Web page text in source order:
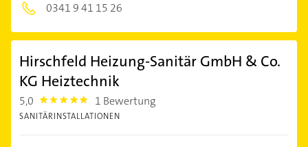
0341 9 41 15 26
Hirschfeld Heizung-Sanitär GmbH & Co.
KG Heiztechnik
5,0 5.0 1 Bewertung
SANITÄRINSTALLATIONEN